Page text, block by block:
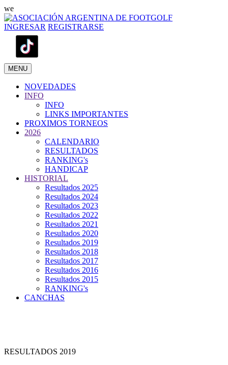
we
INGRESAR REGISTRARSE
MENU
NOVEDADES
INFO
INFO
LINKS IMPORTANTES
PROXIMOS TORNEOS
2026
CALENDARIO
RESULTADOS
RANKING's
HANDICAP
HISTORIAL
Resultados 2025
Resultados 2024
Resultados 2023
Resultados 2022
Resultados 2021
Resultados 2020
Resultados 2019
Resultados 2018
Resultados 2017
Resultados 2016
Resultados 2015
RANKING's
CANCHAS
RESULTADOS 2019